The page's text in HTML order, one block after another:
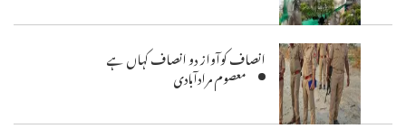
انصاف کوآواز دو انصاف کہاں ہے
معصوم مرادآبادی